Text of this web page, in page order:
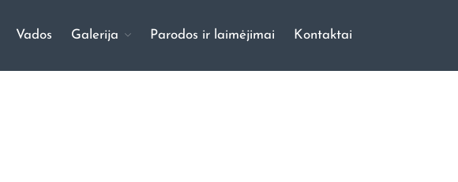
Vados Galerija Parodos ir laimėjimai Kontaktai